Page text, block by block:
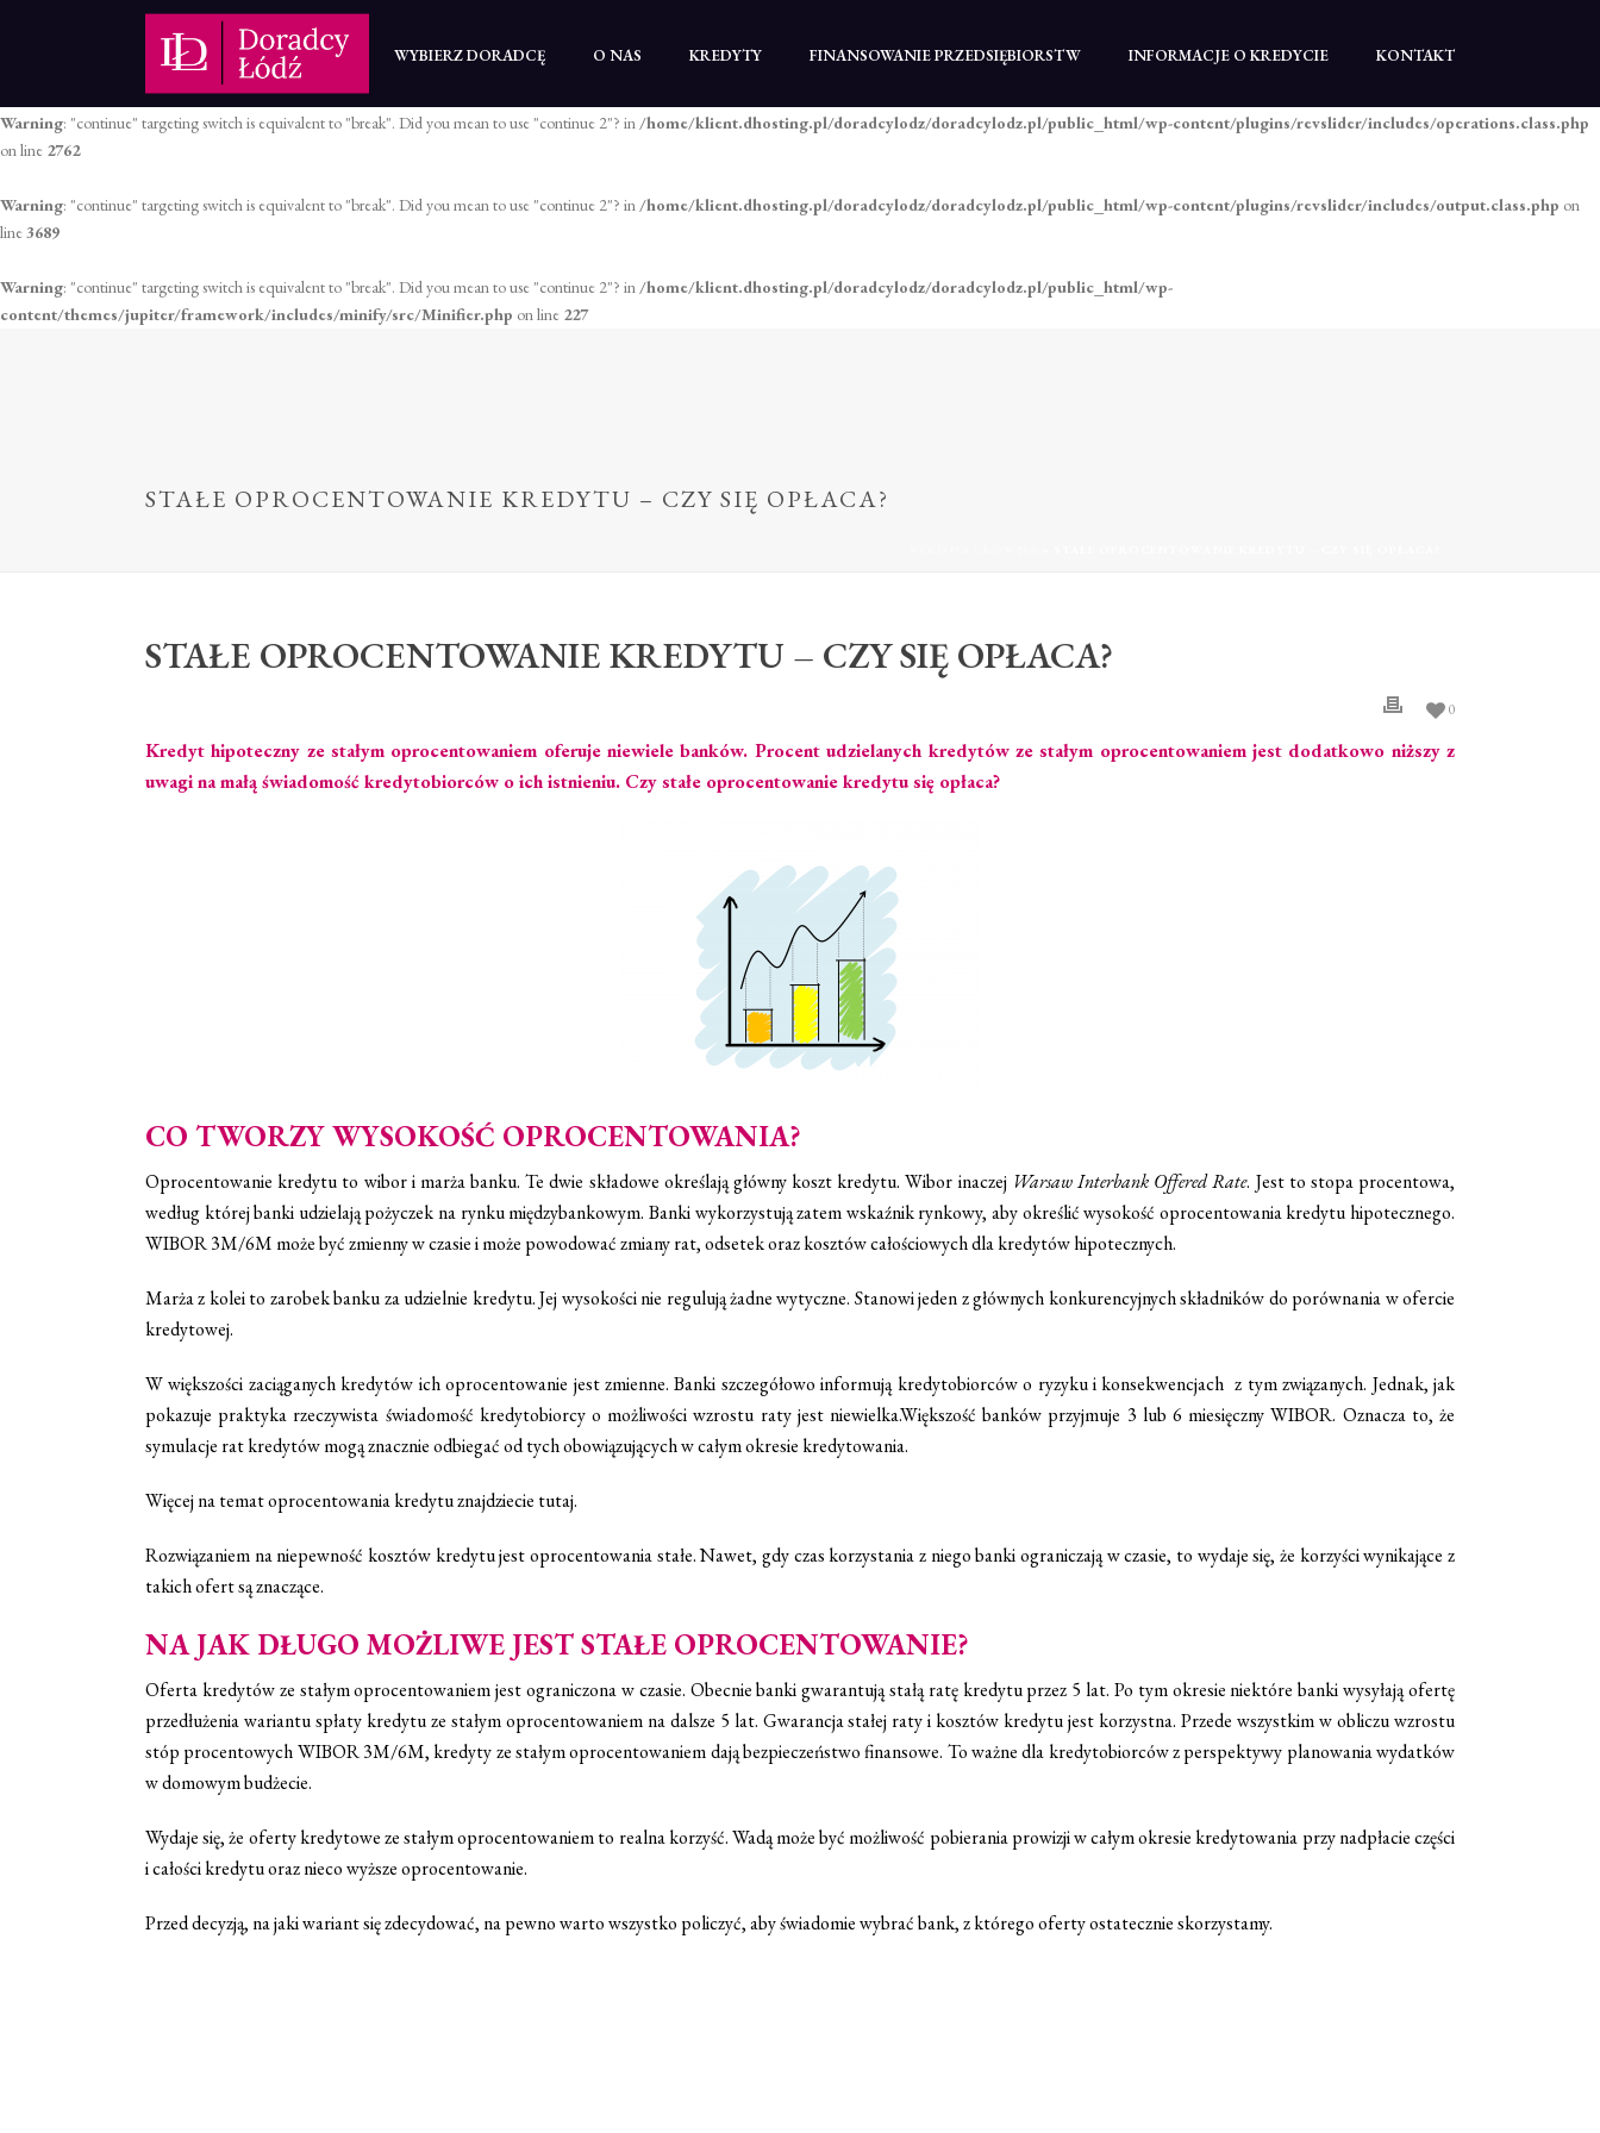
: "continue" targeting switch is equivalent to "break". Did you mean to use "continue 2"? in
Warning: "continue" targeting switch is equivalent to "break". Did you mean to use "continue 2"? in/home/klient.dhosting.pl/doradcylodz/doradcylodz.pl/public_html/wp-content/plugins/revslider/includes/operations.class.php
on line 2762
Warning: "continue" targeting switch is equivalent to "break". Did you mean to use "continue 2"? in/home/klient.dhosting.pl/doradcylodz/doradcylodz.pl/public_html/wp-content/plugins/revslider/includes/output.class.php on
line3689
Warning: "continue" targeting switch is equivalent to "break". Did you mean to use "continue 2"? in/home/klient.dhosting.pl/doradcylodz/doradcylodz.pl/public_html/wp-
content/themes/jupiter/framework/includes/minify/src/Minifier.php on line 227
WYBIERZ DORADCĘ O NAS KREDYTY FINANSOWANIE PRZEDSIĘBIORSTW INFORMACJE O KREDYCIE KONTAKT
STAŁE OPROCENTOWANIE KREDYTU – CZY SIĘ OPŁACA?
STAŁE OPROCENTOWANIE KREDYTU – CZY SIĘ OPŁACA?
0
Kredyt hipoteczny ze stałym oprocentowaniem oferuje niewiele banków. Procent udzielanych kredytów ze stałym oprocentowaniem jest dodatkowo niższy z
uwagi na małą świadomość kredytobiorców o ich istnieniu. Czy stałe oprocentowanie kredytu się opłaca?
CO TWORZY WYSOKOŚĆ OPROCENTOWANIA?
Oprocentowanie kredytu to wibor i marża banku. Te dwie składowe określają główny koszt kredytu. Wibor inaczej Warsaw Interbank Offered Rate. Jest to stopa procentowa,
według której banki udzielają pożyczek na rynku międzybankowym. Banki wykorzystują zatem wskaźnik rynkowy, aby określić wysokość oprocentowania kredytu hipotecznego.
WIBOR 3M/6M może być zmienny w czasie i może powodować zmiany rat, odsetek oraz kosztów całościowych dla kredytów hipotecznych.
Marża z kolei to zarobek banku za udzielnie kredytu. Jej wysokości nie regulują żadne wytyczne. Stanowi jeden z głównych konkurencyjnych składników do porównania w ofercie
kredytowej.
W większości zaciąganych kredytów ich oprocentowanie jest zmienne. Banki szczegółowo informują kredytobiorców o ryzyku i konsekwencjach z tym związanych. Jednak, jak
pokazuje praktyka rzeczywista świadomość kredytobiorcy o możliwości wzrostu raty jest niewielka.Większość banków przyjmuje 3 lub 6 miesięczny WIBOR. Oznacza to, że
symulacje rat kredytów mogą znacznie odbiegać od tych obowiązujących w całym okresie kredytowania.
Więcej na temat oprocentowania kredytu znajdziecie tutaj.
Rozwiązaniem na niepewność kosztów kredytu jest oprocentowania stałe. Nawet, gdy czas korzystania z niego banki ograniczają w czasie, to wydaje się, że korzyści wynikające z
takich ofert są znaczące.
NA JAK DŁUGO MOŻLIWE JEST STAŁE OPROCENTOWANIE?
Oferta kredytów ze stałym oprocentowaniem jest ograniczona w czasie. Obecnie banki gwarantują stałą ratę kredytu przez 5 lat. Po tym okresie niektóre banki wysyłają ofertę
przedłużenia wariantu spłaty kredytu ze stałym oprocentowaniem na dalsze 5 lat. Gwarancja stałej raty i kosztów kredytu jest korzystna. Przede wszystkim w obliczu wzrostu
stóp procentowych WIBOR 3M/6M, kredyty ze stałym oprocentowaniem dają bezpieczeństwo finansowe. To ważne dla kredytobiorców z perspektywy planowania wydatków
w domowym budżecie.
Wydaje się, że oferty kredytowe ze stałym oprocentowaniem to realna korzyść. Wadą może być możliwość pobierania prowizji w całym okresie kredytowania przy nadpłacie części
i całości kredytu oraz nieco wyższe oprocentowanie.
Przed decyzją, na jaki wariant się zdecydować, na pewno warto wszystko policzyć, aby świadomie wybrać bank, z którego oferty ostatecznie skorzystamy.